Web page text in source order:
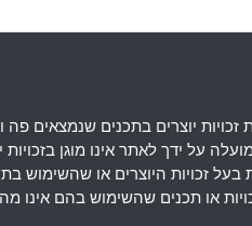
זכויות יוצרים בתכנים שנמצאים פה
על ידך לאתר אינו מוגן בזכויות
זכויות היוצרים או שהשימוש
או תכנים שהשימוש בהם